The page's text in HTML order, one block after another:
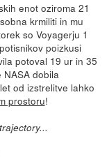
enot oziroma 21
krmiliti in mu
so Voyagerju 1
poizkusi
potoval 19 ur in 35
dobila
od izstrelitve lahko
prostoru!
trajectory...